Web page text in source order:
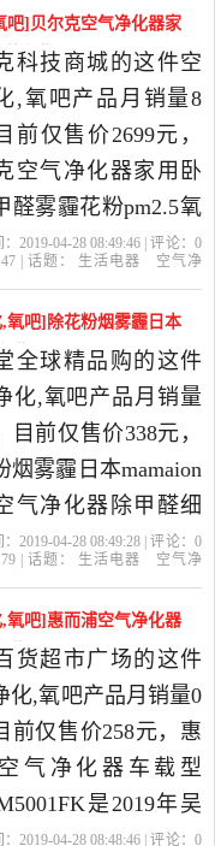
中性价比很高的空
,氧吧，由浙江 杭州
吧]贝尔克空气净化器家
件仅售2699元
科技商城的这件空
,氧吧产品月销量8
前仅售价2699元，
空气净化器家用卧
醛雾霾花粉pm2.5氧
级过滤器是2019年
中性价比很高的空
,氧吧，由广东 深圳
2019-04-28 08:49:46 | 评论： 0
47| 话题： 生活电器
空气净
氧吧]除花粉烟雾霾日本
售338元
全球精品购的这件
化,氧吧产品月销量
目前仅售价338元，
烟雾霾日本mamaion
气净化器除甲醛细
迷你口罩是2019年
当中性价比很高的
化,氧吧，由上海发
2019-04-28 08:49:28 | 评论： 0
79| 话题： 生活电器
空气净
氧吧]惠而浦空气净化器
售258元
货超市广场的这件
化,氧吧产品月销量0
前仅售价258元，惠
气净化器车载型
是2019年吴
超市广场精选生活
2019-04-28 08:48:46 | 评论： 0